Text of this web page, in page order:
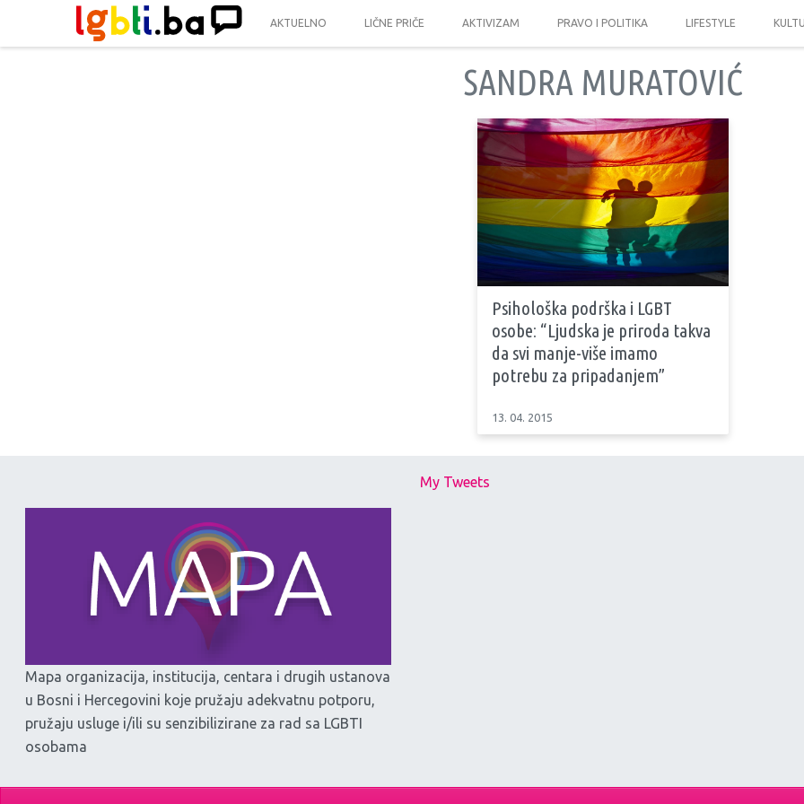
AKTUELNO LIČNE PRIČE AKTIVIZAM PRAVO I POLITIKA LIFESTYLE
SANDRA MURATOVIĆ
Psihološka podrška i LGBT
osobe: “Ljudska je priroda takva
da svi manje-više imamo
potrebu za pripadanjem”
13. 04. 2015
Mapa organizacija, institucija, centara i drugih ustanova
u Bosni i Hercegovini koje pružaju adekvatnu potporu,
pružaju usluge i/ili su senzibilizirane za rad sa LGBTI
osobama
My Tweets